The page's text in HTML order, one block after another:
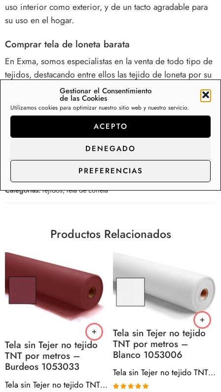
Gestionar el Consentimiento
de las Cookies
Utilizamos cookies para optimizar nuestro sitio web y nuestro servicio.
ACEPTO
DENEGADO
PREFERENCIAS
uso interior como exterior, y de un tacto agradable para
su uso en el hogar.
Comprar tela de loneta barata
En Exma, somos especialistas en la venta de todo tipo de
tejidos, destacando entre ellos las tejido de loneta por su
calidad y por su versatilidad de uso.
0/5
0/5(0 Reseña)
SKU:1022010
Categorías:Tejidos,Tela de Loneta
Productos Relacionados
Tela sin Tejer no tejido
TNT por metros –
Burdeos 1053033
Tela sin Tejer no tejido TNT por metros – Burdeos 1053033
Tela sin Tejer no tejido
TNT por metros –
Blanco 1053006
Tela sin Tejer no tejido TNT por metros – Blanco 1053006